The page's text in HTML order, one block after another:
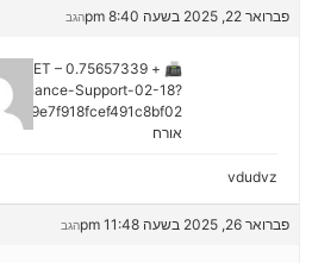
פברואר 22, 2025 בשעה 8:40 pm הגב
+ 0.75657339 BTC.GET –
Binance-Support-02-18?
📠
אורח
vdudvz
פברואר 26, 2025 בשעה 11:48 pm הגב